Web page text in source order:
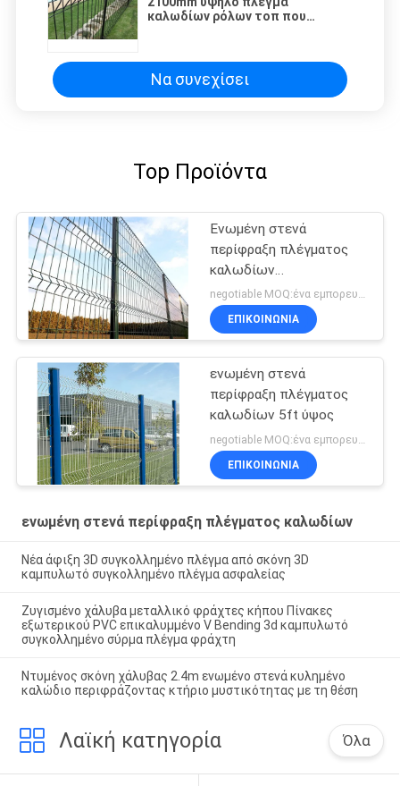
καλωδίων ρόλων τοπ που
εμβύθισης
Να συνεχίσει
Top Προϊόντα
Ενωμένη στενά
περίφραξη πλέγματος
καλωδίων
αποσυνθέσεων απόδειξηnegotiable MOQ:ένα εμπορευματοκιβώτιο 20FT
ΕΠΙΚΟΙΝΩΝΙΑ
ενωμένη στενά
περίφραξη πλέγματος
καλωδίων 5ft ύψος
negotiable MOQ:ένα εμπορευματοκιβώτιο 20FT
ΕΠΙΚΟΙΝΩΝΙΑ
ενωμένη στενά περίφραξη πλέγματος καλωδίων
Νέα άφιξη 3D συγκολλημένο πλέγμα από σκόνη 3D
καμπυλωτό συγκολλημένο πλέγμα ασφαλείας
Ζυγισμένο χάλυβα μεταλλικό φράχτες κήπου Πίνακες
εξωτερικού PVC επικαλυμμένο V Bending 3d καμπυλωτό
συγκολλημένο σύρμα πλέγμα φράχτη
Ντυμένος σκόνη χάλυβας 2.4m ενωμένο στενά κυλημένο
καλώδιο περιφράζοντας κτήριο μυστικότητας με τη θέση
Λαϊκή κατηγορία Όλα